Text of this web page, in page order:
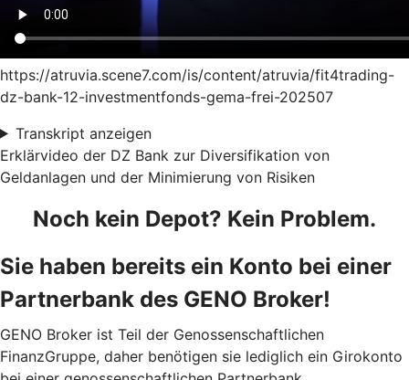
https://atruvia.scene7.com/is/content/atruvia/fit4trading-
dz-bank-12-investmentfonds-gema-frei-202507
Transkript anzeigen
Erklärvideo der DZ Bank zur Diversifikation von
Geldanlagen und der Minimierung von Risiken
Noch kein Depot? Kein Problem.
Sie haben bereits ein Konto bei einer
Partnerbank des GENO Broker!
GENO Broker ist Teil der Genossenschaftlichen
FinanzGruppe, daher benötigen sie lediglich ein Girokonto